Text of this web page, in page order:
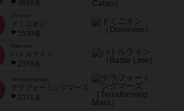
3616名
ドミニオン
2530名
Battle Line
バトルライン
2379名
Terraforming Mars
テラフォーミングマーズ
2371名